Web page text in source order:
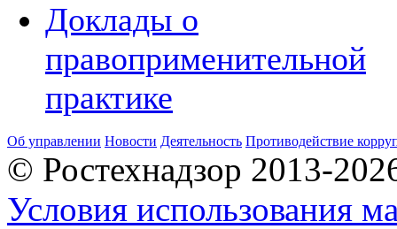
Доклады о
правоприменительной
практике
Об управлении Новости Деятельность Противодействие
© Ростехнадзор 2013-
Условия использования